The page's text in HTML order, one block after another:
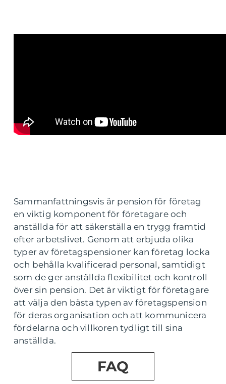
Sammanfattningsvis är pension för företag
en viktig komponent för företagare och
anställda för att säkerställa en trygg framtid
efter arbetslivet. Genom att erbjuda olika
typer av företagspensioner kan företag locka
och behålla kvalificerad personal, samtidigt
som de ger anställda flexibilitet och kontroll
över sin pension. Det är viktigt för företagare
att välja den bästa typen av företagspension
för deras organisation och att kommunicera
fördelarna och villkoren tydligt till sina
anställda.
FAQ